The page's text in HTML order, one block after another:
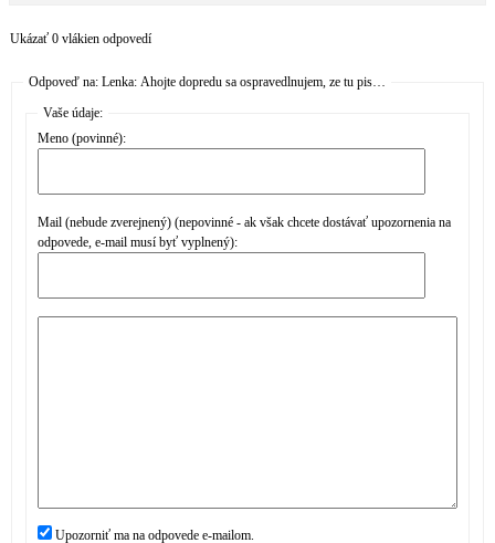
Ukázať 0 vlákien odpovedí
Odpoveď na: Lenka: Ahojte dopredu sa ospravedlnujem, ze tu pis…
Vaše údaje:
Meno (povinné):
Mail (nebude zverejnený) (nepovinné - ak však chcete dostávať upozornenia na
odpovede, e-mail musí byť vyplnený):
Upozorniť ma na odpovede e-mailom.